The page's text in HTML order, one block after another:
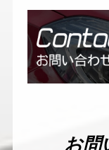
お問